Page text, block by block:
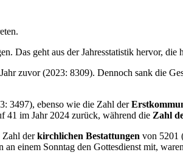
Das geht aus der Jahresstatistik hervor,
zuvor (2023: 8309). Dennoch sank die
3497), ebenso wie die Zahl der
41 im Jahr 2024 zurück, während die Zahl
Zahl derkirchlichen Bestattungen von 5201
einem Sonntag den Gottesdienst mit,